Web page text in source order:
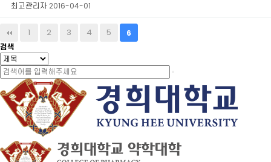
최고관리자 2016-04-01
1 2 3 4 5
6
검색